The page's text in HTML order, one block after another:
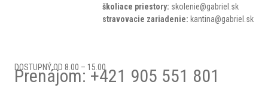
školiace priestory: skolenie@gabriel.sk
stravovacie zariadenie: kantina@gabriel.sk
DOSTUPNÝ OD 8.00 – 15.00
Prenájom: +421 905 551 801